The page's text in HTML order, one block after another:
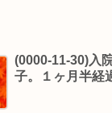
(0000-11-30)入
子。１ヶ月半経